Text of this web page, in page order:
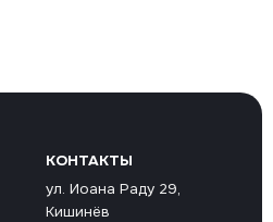
КОНТАКТЫ
ул. Иоана Раду 29,
Кишинёв